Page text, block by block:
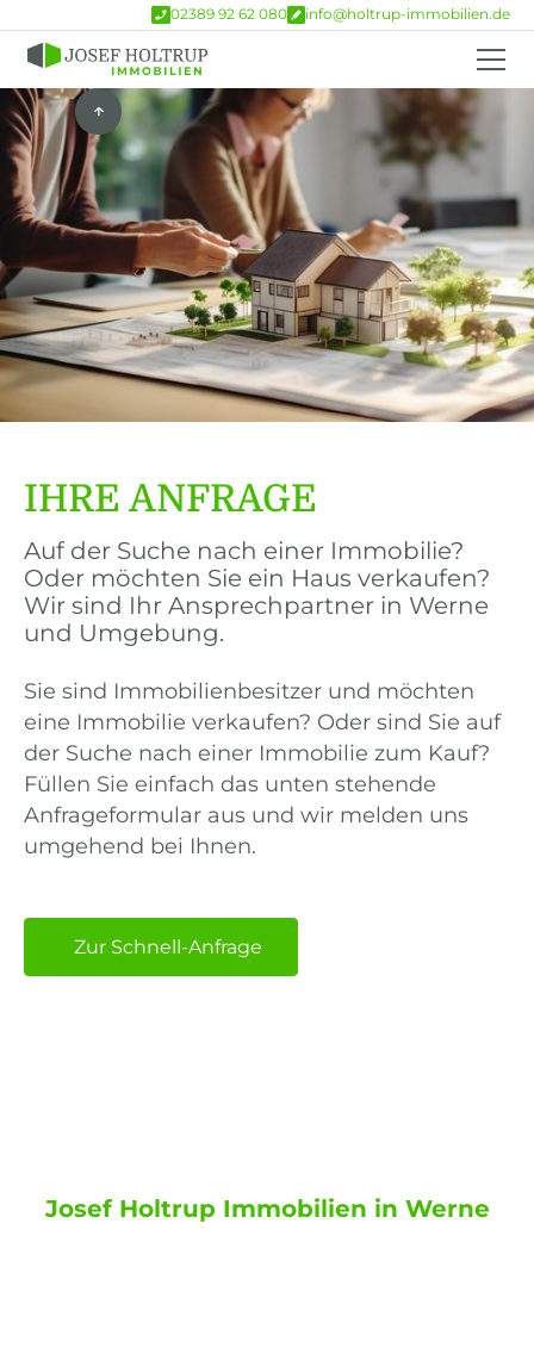
02389 92 62 080 info@holtrup-immobilien.de
IHRE ANFRAGE
Auf der Suche nach einer Immobilie?
Oder möchten Sie ein Haus verkaufen?
Wir sind Ihr Ansprechpartner in Werne
und Umgebung.
Sie sind Immobilienbesitzer und möchten
eine Immobilie verkaufen? Oder sind Sie auf
der Suche nach einer Immobilie zum Kauf?
Füllen Sie einfach das unten stehende
Anfrageformular aus und wir melden uns
umgehend bei Ihnen.
Zur Schnell-Anfrage
Josef Holtrup Immobilien in Werne